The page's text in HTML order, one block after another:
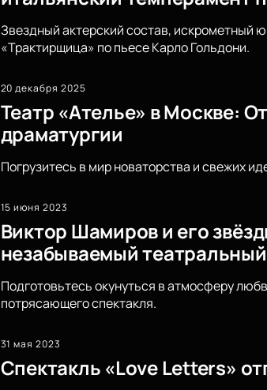
Звездный актерский состав, искрометный
«Трактирщица» по пьесе Карло Гольдони.
20 декабря 2025
Театр «Ателье» в Москве:
драматургии
Погрузитесь в мир новаторства и свежих
15 июня 2023
Виктор Шамиров и его
незабываемый
Подготовьтесь окунуться в атмосферу
потрясающего спектакля.
31 мая 2023
Спектакль «Love Letters»